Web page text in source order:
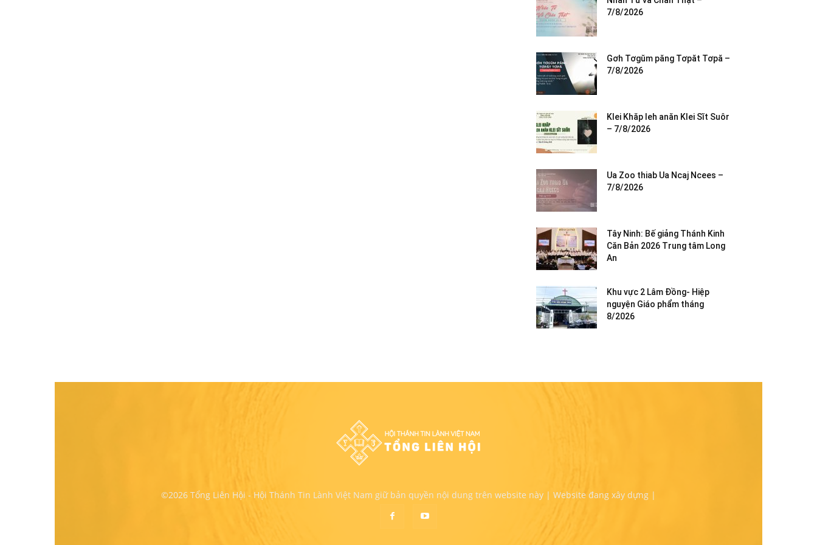
7/8/2026
Gơh Tơgŭm păng Tơpăt Tơpă –
7/8/2026
Klei Khăp leh anăn Klei Sĭt Suôr
– 7/8/2026
Ua Zoo thiab Ua Ncaj Ncees –
7/8/2026
Tây Ninh: Bế giảng Thánh Kinh
Căn Bản 2026 Trung tâm Long
An
Khu vực 2 Lâm Đồng- Hiệp
nguyện Giáo phẩm tháng
8/2026
©2026 Tổng Liên Hội - Hội Thánh Tin Lành Việt Nam giữ bản quyền nội dung trên website này | Website đang xây dựng |